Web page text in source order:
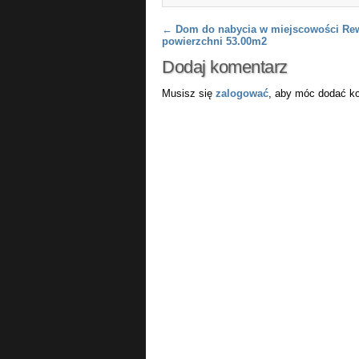
Post navigation
← Dom do nabycia w miejscowości
powierzchni 53.00m2
Dodaj komentarz
Musisz się zalogować, aby móc dodać